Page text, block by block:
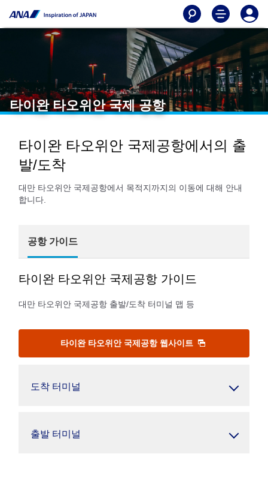
타이완 타오위안 국제 공항
타이완 타오위안 국제공항에서의 출
발/도착
대만 타오위안 국제공항에서 목적지까지의 이동에 대해 안내
합니다.
공항 가이드
타이완 타오위안 국제공항 가이드
대만 타오위안 국제공항 출발/도착 터미널 맵 등
타이완 타오위안 국제공항 웹사이트
도착 터미널
출발 터미널